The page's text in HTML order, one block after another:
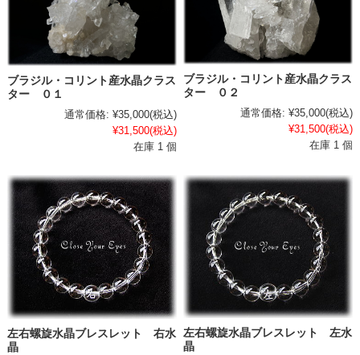
ブラジル・コリント産水晶クラス
ター ０１
通常価格: ¥35,000(税込)
¥31,500(税込)
在庫 1 個
ブラジル・コリント産水晶クラス
ター ０２
通常価格: ¥35,000(税込)
¥31,500(税込)
在庫 1 個
左右螺旋水晶ブレスレット 右水
晶
左右螺旋水晶ブレスレット 左水
晶